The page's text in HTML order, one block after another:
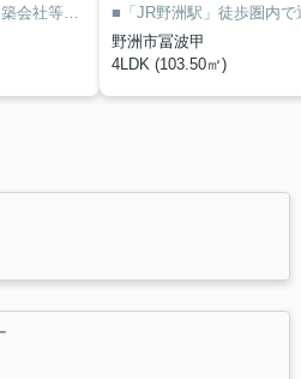
築できます。 ■現況更地
野洲市冨波甲
4LDK (103.50㎡)